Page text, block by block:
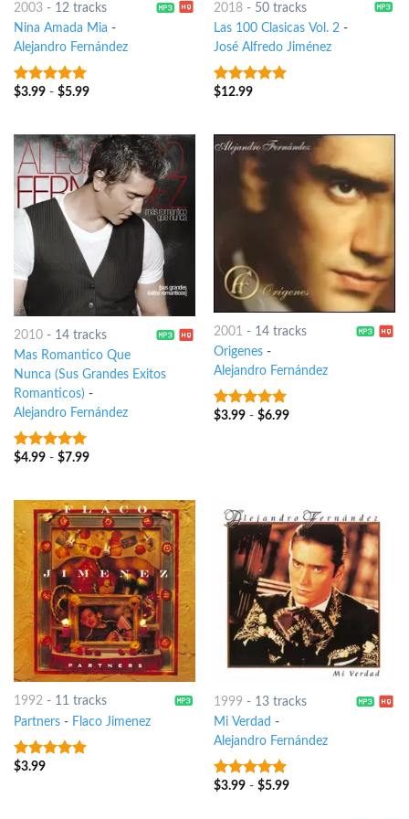
2003- 12 tracks
Nina Amada Mia -
Alejandro Fernández
8out of 5
$3.99- $5.99
2018- 50 tracks
Las 100 Clasicas Vol. 2-
José Alfredo Jiménez
7out of 5
$12.99
2010- 14 tracks
Mas Romantico Que
Nunca (Sus Grandes Exitos
Romanticos) -
Alejandro Fernández
7out of 5
$4.99- $7.99
2001 - 14 tracks
Origenes-
Alejandro Fernández
6out of 5
$3.99- $6.99
1992- 11 tracks
Partners- Flaco Jimenez
6out of 5
$3.99
1999 - 13 tracks
Mi Verdad -
Alejandro Fernández
6out of 5
$3.99- $5.99